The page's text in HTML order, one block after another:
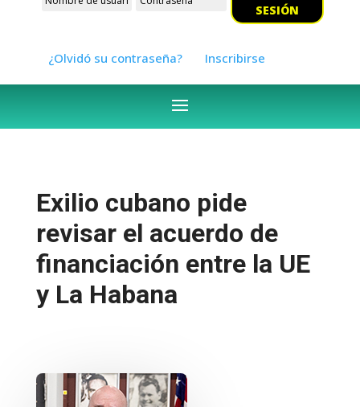
SESIÓN
¿Olvidó su contraseña? Inscribirse
Exilio cubano pide
revisar el acuerdo de
financiación entre la UE
y La Habana